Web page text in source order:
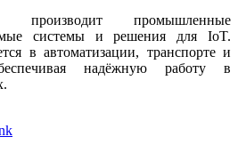
производит промышленные
системы и решения для IoT.
в автоматизации, транспорте и
надёжную работу в